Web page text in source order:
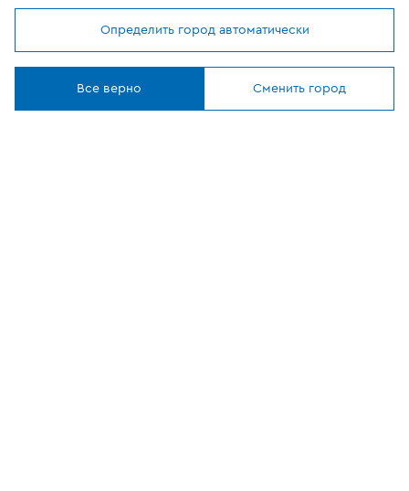
Мы используем cookies
Где купить
Определить город автоматически
Все верно Сменить город